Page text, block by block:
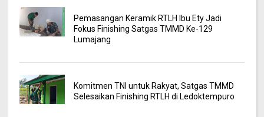
Pemasangan Keramik RTLH Ibu Ety Jadi
Fokus Finishing Satgas TMMD Ke-129
Lumajang
Komitmen TNI untuk Rakyat, Satgas TMMD
Selesaikan Finishing RTLH di Ledoktempuro